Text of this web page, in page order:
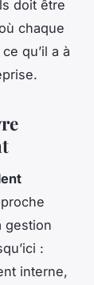
doit être
chaque
qu’il a à
gestion
:
interne,